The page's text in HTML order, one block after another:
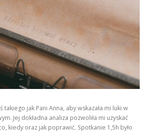
takiego jak Pani Anna, aby wskazała mi luki w
Jej dokładna analiza pozwoliła mi uzyskać
kiedy oraz jak poprawić. Spotkanie 1,5h było